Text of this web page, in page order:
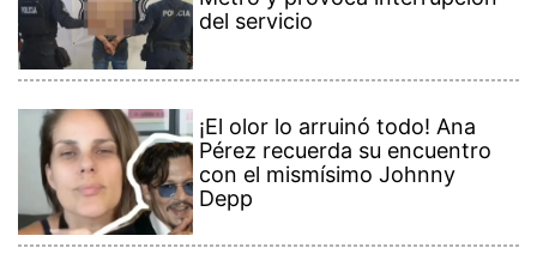
del servicio
¡El olor lo arruinó todo! Ana
Pérez recuerda su encuentro
con el mismísimo Johnny
Depp